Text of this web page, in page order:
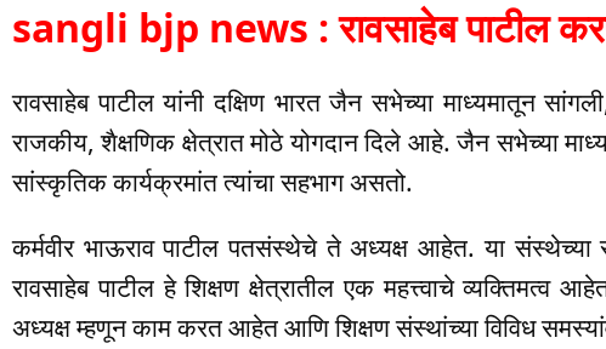
sangli bjp news : रावसाहेब पाटील
रावसाहेब पाटील यांनी दक्षिण भारत जैन सभेच्या माध्यमातून
राजकीय, शैक्षणिक क्षेत्रात मोठे योगदान दिले आहे. जैन सभेच्या
सांस्कृतिक कार्यक्रमांत त्यांचा सहभाग असतो.
कर्मवीर भाऊराव पाटील पतसंस्थेचे ते अध्यक्ष आहेत. या संस्थेच्या
रावसाहेब पाटील हे शिक्षण क्षेत्रातील एक महत्त्वाचे व्यक्तिमत्व
अध्यक्ष म्हणून काम करत आहेत आणि शिक्षण संस्थांच्या विविध